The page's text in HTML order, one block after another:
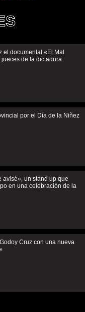
el documental «El Mal
de la dictadura
por el Día de la Niñez
avisé», un stand up que
en una celebración de la
Cruz con una nueva